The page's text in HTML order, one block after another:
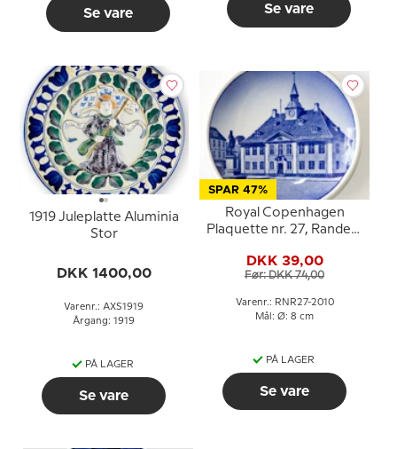
Se vare Se vare
1919 Juleplatte Aluminia
Stor
DKK 1400,00
Varenr.: AXS1919
Årgang: 1919
PÅ LAGER
Se vare
SPAR 47%
Royal Copenhagen
Plaquette nr. 27, Randers
DKK 39,00
Før: DKK 74,00
Varenr.: RNR27-2010
Mål: Ø: 8 cm
PÅ LAGER
Se vare